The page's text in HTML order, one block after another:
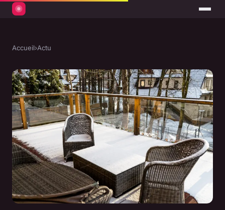
Accueil›Actu